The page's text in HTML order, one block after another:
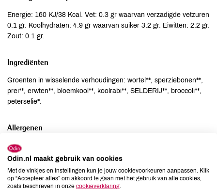
Energie: 160 KJ/38 Kcal. Vet: 0.3 gr waarvan verzadigde vetzuren
0.1 gr. Koolhydraten: 4.9 gr waarvan suiker 3.2 gr. Eiwitten: 2.2 gr.
Zout: 0.1 gr.
Ingrediënten
Groenten in wisselende verhoudingen: wortel**, sperziebonen**,
prei**, erwten**, bloemkool**, koolrabi**, SELDERIJ**, broccoli**,
peterselie*.
Allergenen
Aardnoten
Ei
niet aanwezig
Gluten
niet aanwezig
Lactose
niet aanwezig
Odin.nl maakt gebruik van cookies
Met de vinkjes en instellingen kun je jouw cookievoorkeuren aanpassen. Klik
op “Accepteer alles” om akkoord te gaan met het gebruik van alle cookies,
zoals beschreven in onze cookieverklaring.